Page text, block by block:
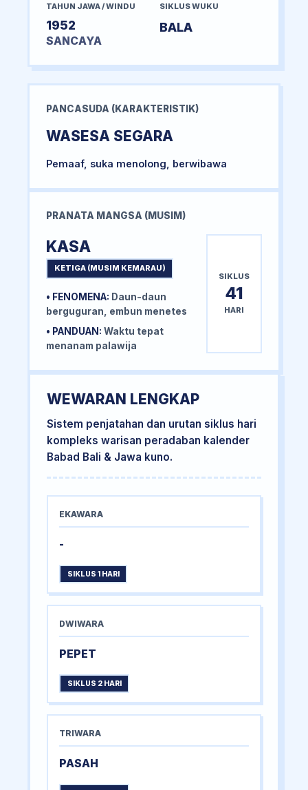
TAHUN JAWA / WINDU
1952
SANCAYA
SIKLUS WUKU
BALA
PANCASUDA (KARAKTERISTIK)
WASESA SEGARA
Pemaaf, suka menolong, berwibawa
PRANATA MANGSA (MUSIM)
KASA
KETIGA (MUSIM KEMARAU)
• FENOMENA: Daun-daun
berguguran, embun menetes
• PANDUAN: Waktu tepat
menanam palawija
SIKLUS
41
HARI
WEWARAN LENGKAP
Sistem penjatahan dan urutan siklus hari
kompleks warisan peradaban kalender
Babad Bali & Jawa kuno.
EKAWARA
-
SIKLUS 1 HARI
DWIWARA
PEPET
SIKLUS 2 HARI
TRIWARA
PASAH